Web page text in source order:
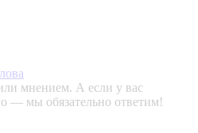
мнением. А если у вас
— мы обязательно ответим!